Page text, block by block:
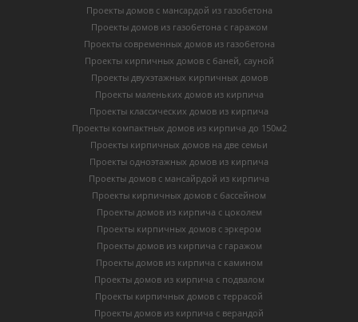
Проекты домов с мансардой из газобетона
Проекты домов из газобетона с гаражом
Проекты современных домов из газобетона
Проекты кирпичных домов с баней, сауной
Проекты двухэтажных кирпичных домов
Проекты маленьких домов из кирпича
Проекты классических домов из кирпича
Проекты компактных домов из кирпича до 150м2
Проекты кирпичных домов на две семьи
Проекты одноэтажных домов из кирпича
Проекты домов с мансайрдой из кирпича
Проекты кирпичных домов с бассейном
Проекты домов из кирпича с цоколем
Проекты кирпичных домов с эркером
Проекты домов из кирпича с гаражом
Проекты домов из кирпича с камином
Проекты домов из кирпича с подвалом
Проекты кирпичных домов с террасой
Проекты домов из кирпича с верандой